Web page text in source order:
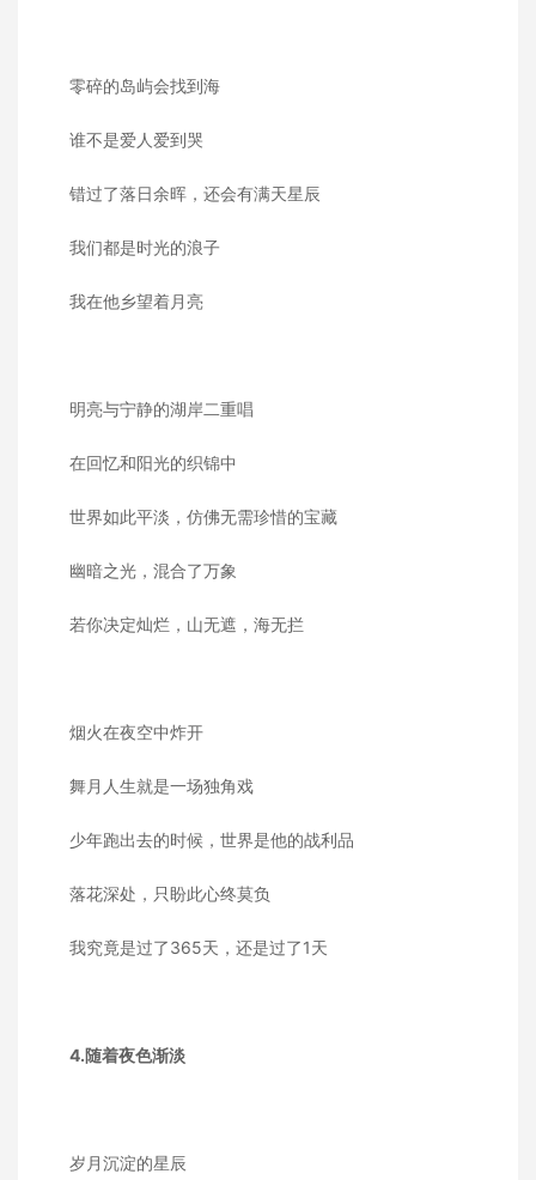
零碎的岛屿会找到海
谁不是爱人爱到哭
错过了落日余晖，还会有满天星辰
我们都是时光的浪子
我在他乡望着月亮
明亮与宁静的湖岸二重唱
在回忆和阳光的织锦中
世界如此平淡，仿佛无需珍惜的宝藏
幽暗之光，混合了万象
若你决定灿烂，山无遮，海无拦
烟火在夜空中炸开
舞月人生就是一场独角戏
少年跑出去的时候，世界是他的战利品
落花深处，只盼此心终莫负
我究竟是过了365天，还是过了1天
4.随着夜色渐淡
岁月沉淀的星辰